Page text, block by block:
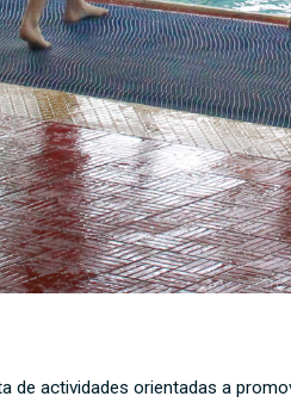
de actividades orientadas a